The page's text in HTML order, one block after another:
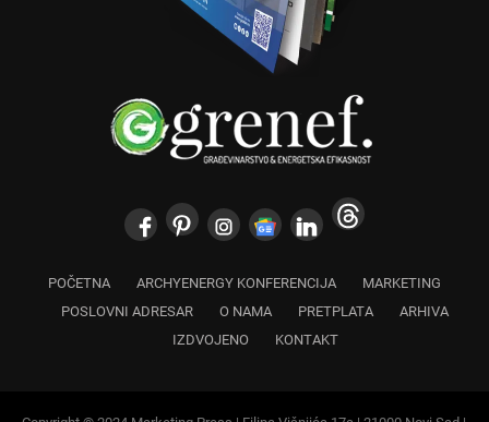
POČETNA ARCHYENERGY KONFERENCIJA
MARKETING
POSLOVNI ADRESAR
O NAMA PRETPLATA
ARHIVA
IZDVOJENO
KONTAKT